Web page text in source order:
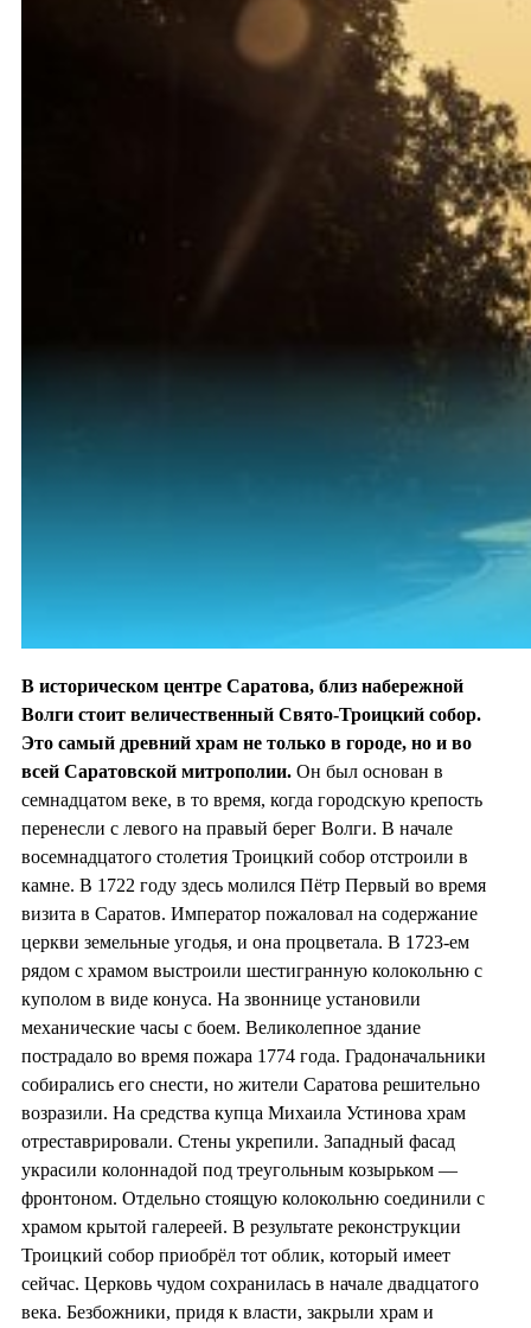
В историческом центре Саратова, близ набережной
Волги стоит величественный Свято-Троицкий собор.
Это самый древний храм не только в городе, но и во
всей Саратовской митрополии. Он был основан в
семнадцатом веке, в то время, когда городскую крепость
перенесли с левого на правый берег Волги. В начале
восемнадцатого столетия Троицкий собор отстроили в
камне. В 1722 году здесь молился Пётр Первый во время
визита в Саратов. Император пожаловал на содержание
церкви земельные угодья, и она процветала. В 1723-ем
рядом с храмом выстроили шестигранную колокольню с
куполом в виде конуса. На звоннице установили
механические часы с боем. Великолепное здание
пострадало во время пожара 1774 года. Градоначальники
собирались его снести, но жители Саратова решительно
возразили. На средства купца Михаила Устинова храм
отреставрировали. Стены укрепили. Западный фасад
украсили колоннадой под треугольным козырьком —
фронтоном. Отдельно стоящую колокольню соединили с
храмом крытой галереей. В результате реконструкции
Троицкий собор приобрёл тот облик, который имеет
сейчас. Церковь чудом сохранилась в начале двадцатого
века. Безбожники, придя к власти, закрыли храм и